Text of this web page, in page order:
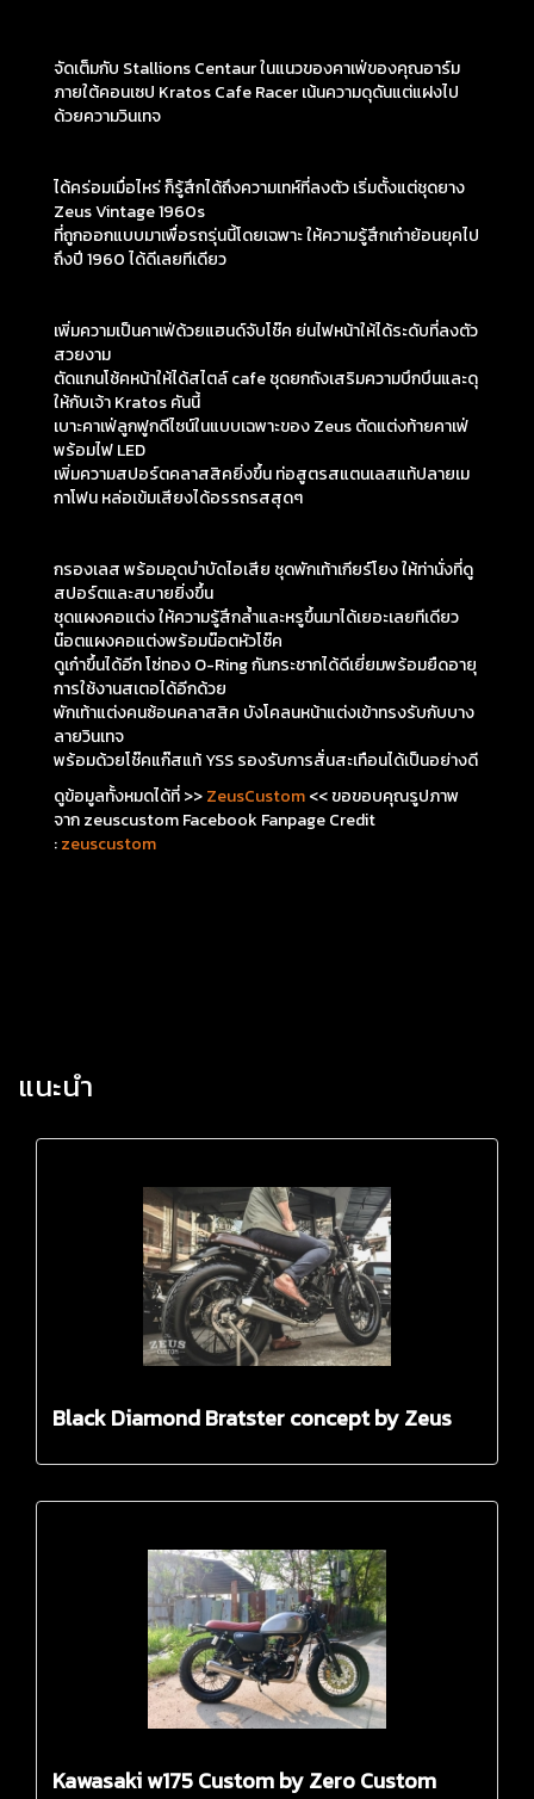
จัดเต็มกับ Stallions Centaur ในแนวของคาเฟ่ของคุณอาร์ม
ภายใต้คอนเซป Kratos Cafe Racer เน้นความดุดันแต่แฝงไป
ด้วยความวินเทจ
ได้คร่อมเมื่อไหร่ ก็รู้สึกได้ถึงความเทห์ที่ลงตัว เริ่มตั้งแต่ชุดยาง
Zeus Vintage 1960s
ที่ถูกออกแบบมาเพื่อรถรุ่นนี้โดยเฉพาะ ให้ความรู้สึกเก๋าย้อนยุคไป
ถึงปี 1960 ได้ดีเลยทีเดียว
เพิ่มความเป็นคาเฟ่ด้วยแฮนด์จับโช๊ค ย่นไฟหน้าให้ได้ระดับที่ลงตัว
สวยงาม
ตัดแกนโช้คหน้าให้ได้สไตล์ cafe ชุดยกถังเสริมความบึกบึนและดุ
ให้กับเจ้า Kratos คันนี้
เบาะคาเฟ่ลูกฟูกดีไซน์ในแบบเฉพาะของ Zeus ตัดแต่งท้ายคาเฟ่
พร้อมไฟ LED
เพิ่มความสปอร์ตคลาสสิคยิ่งขึ้น ท่อสูตรสแตนเลสแท้ปลายเม
กาโฟน หล่อเข้มเสียงได้อรรถรสสุดๆ
กรองเลส พร้อมอุดบำบัดไอเสีย ชุดพักเท้าเกียร์โยง ให้ท่านั่งที่ดู
สปอร์ตและสบายยิ่งขึ้น
ชุดแผงคอแต่ง ให้ความรู้สึกล้ำและหรูขึ้นมาได้เยอะเลยทีเดียว
น๊อตแผงคอแต่งพร้อมน๊อตหัวโช๊ค
ดูเก๋าขึ้นได้อีก โซ่ทอง O-Ring กันกระชากได้ดีเยี่ยมพร้อมยืดอายุ
การใช้งานสเตอได้อีกด้วย
พักเท้าแต่งคนซ้อนคลาสสิค บังโคลนหน้าแต่งเข้าทรงรับกับบาง
ลายวินเทจ
พร้อมด้วยโช๊คแก๊สแท้ YSS รองรับการสั่นสะเทือนได้เป็นอย่างดี
ดูข้อมูลทั้งหมดได้ที่ >>ZeusCustom<< ขอขอบคุณรูปภาพ
จาก zeuscustom Facebook Fanpage Credit
:zeuscustom
แนะนำ
Black Diamond Bratster concept by Zeus
Kawasaki w175 Custom by Zero Custom